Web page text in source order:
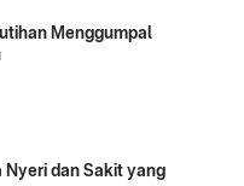
Menggumpal
Nyeri dan Sakit yang